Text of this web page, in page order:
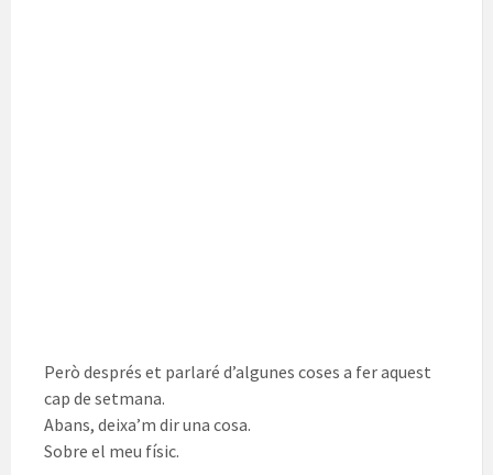
Però després et parlaré d’algunes coses a fer aquest
cap de setmana.
Abans, deixa’m dir una cosa.
Sobre el meu físic.